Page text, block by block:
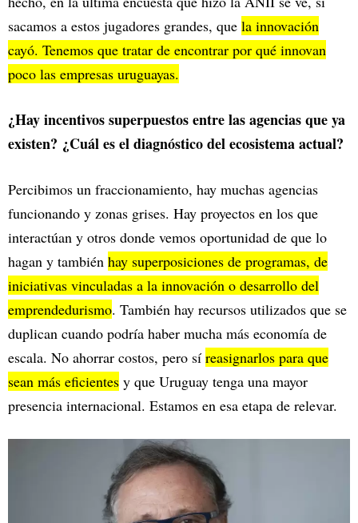
sacamos a estos jugadores grandes, que la innovación
cayó. Tenemos que tratar de encontrar por qué innovan
poco las empresas uruguayas.
¿Hay incentivos superpuestos entre las agencias que ya
existen? ¿Cuál es el diagnóstico del ecosistema actual?
Percibimos un fraccionamiento, hay muchas agencias
funcionando y zonas grises. Hay proyectos en los que
interactúan y otros donde vemos oportunidad de que lo
hagan y también hay superposiciones de programas, de
iniciativas vinculadas a la innovación o desarrollo del
emprendedurismo. También hay recursos utilizados que se
duplican cuando podría haber mucha más economía de
escala. No ahorrar costos, pero sí reasignarlos para que
sean más eficientes y que Uruguay tenga una mayor
presencia internacional. Estamos en esa etapa de relevar.